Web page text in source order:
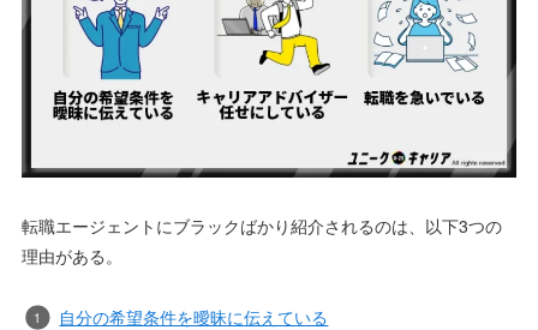
転職エージェントにブラックばかり紹介されるのは、以下3つの
理由がある。
自分の希望条件を曖昧に伝えている